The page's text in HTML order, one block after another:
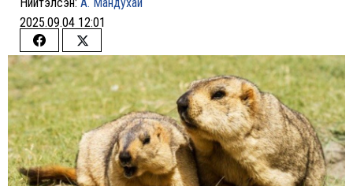
2025.09.04 12:01
Share
on
Facebook
Share
on
Twitter